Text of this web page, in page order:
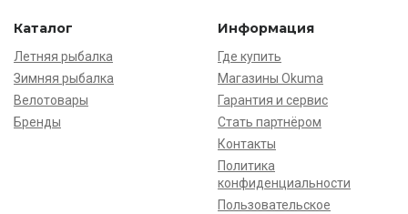
Каталог
Летняя рыбалка
Зимняя рыбалка
Велотовары
Бренды
Информация
Где купить
Магазины Okuma
Гарантия и сервис
Стать партнёром
Контакты
Политика
конфиденциальности
Пользовательское